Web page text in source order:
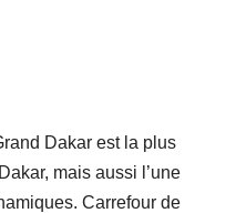
Dakar est la plus
mais aussi l’une
Carrefour de